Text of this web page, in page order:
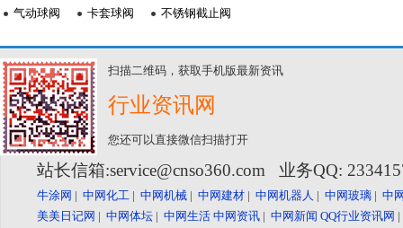
气动球阀 卡套球阀 不锈钢截止阀
扫描二维码，获取手机版最新资讯
行业资讯网
您还可以直接微信扫描打开
站长信箱:service@cnso360.com 业务QQ:
牛涂网 | 中网化工 | 中网机械 | 中网建材 | 中网机器人 | 中网玻璃 | 中
美美日记网 | 中网体坛 | 中网生活 中网资讯 | 中网新闻 QQ行业资讯网